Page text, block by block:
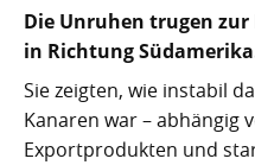
Die Unruhen trugen
in Richtung
Sie zeigten, wie instabil
Kanaren war – abhängig
Exportprodukten und